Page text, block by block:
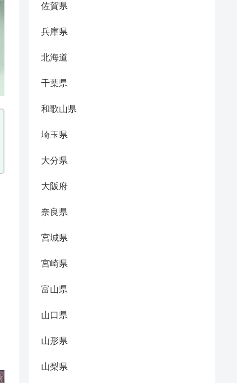
佐賀県
兵庫県
北海道
千葉県
和歌山県
埼玉県
大分県
大阪府
奈良県
宮城県
宮崎県
富山県
山口県
山形県
山梨県